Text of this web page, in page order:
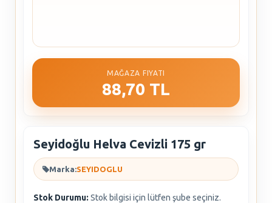
MAĞAZA FIYATI
88,70 TL
Seyidoğlu Helva Cevizli 175 gr
Marka:SEYIDOGLU
Stok Durumu: Stok bilgisi için lütfen şube seçiniz.